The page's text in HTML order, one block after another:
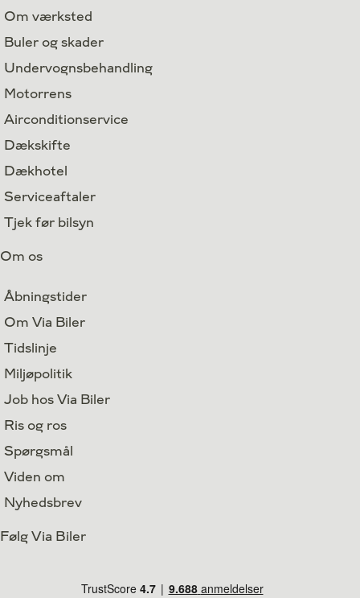
Om værksted
Buler og skader
Undervognsbehandling
Motorrens
Airconditionservice
Dækskifte
Dækhotel
Serviceaftaler
Tjek før bilsyn
Om os
Åbningstider
Om Via Biler
Tidslinje
Miljøpolitik
Job hos Via Biler
Ris og ros
Spørgsmål
Viden om
Nyhedsbrev
Følg Via Biler